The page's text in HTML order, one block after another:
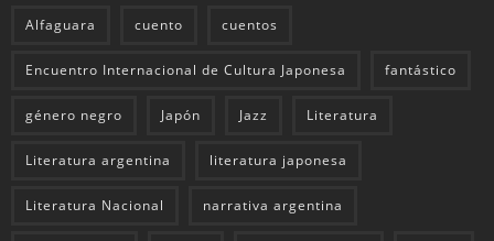
Alfaguara cuento cuentos
Encuentro Internacional de Cultura Japonesa fantástico
género negro Japón Jazz Literatura
Literatura argentina literatura japonesa
Literatura Nacional narrativa argentina